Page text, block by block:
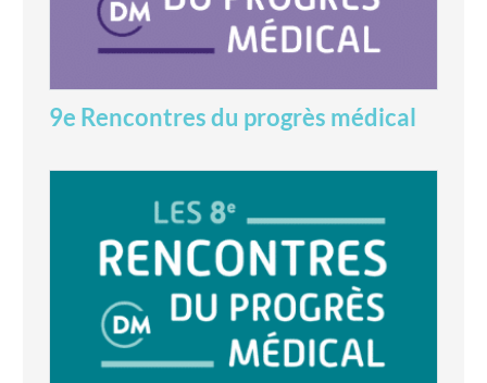
9e Rencontres du progrès médical